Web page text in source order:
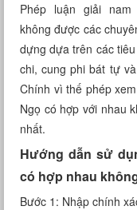
Xem ngày
Xem tuổi
Xem bói
Tướng số
Cung hoàng đạo
Phép luận giải
không được các
dựng dựa trên các
chi, cung phi bát tự
Chính vì thế phép
Ngọ có hợp với nhau
nhất.
Hướng dẫn sử
có hợp nhau
Bước 1: Nhập chính